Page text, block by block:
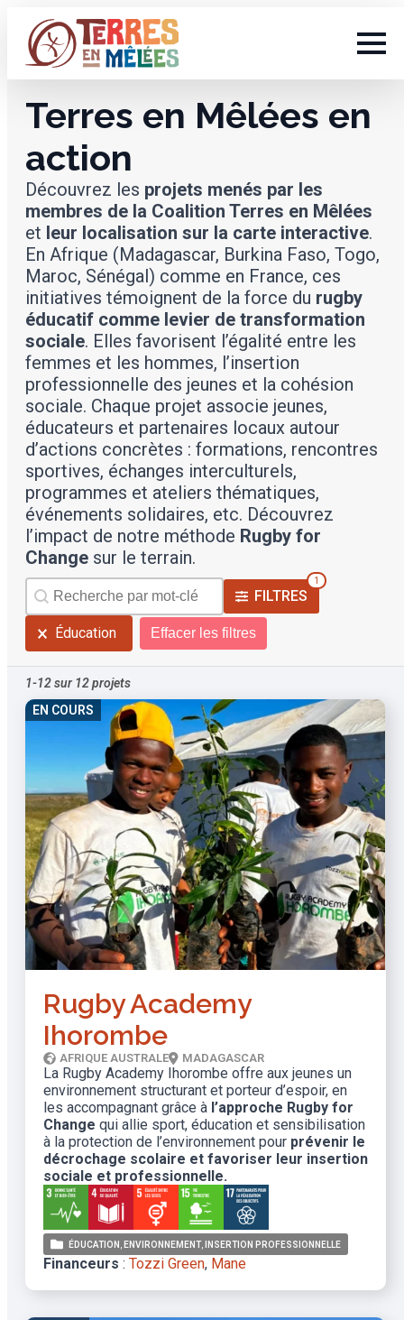
Terres en Mêlées en
action
Découvrez les projets menés par les
membres de la Coalition Terres en Mêlées
et leur localisation sur la carte interactive.
En Afrique (Madagascar, Burkina Faso, Togo,
Maroc, Sénégal) comme en France, ces
initiatives témoignent de la force du rugby
éducatif comme levier de transformation
sociale. Elles favorisent l’égalité entre les
femmes et les hommes, l’insertion
professionnelle des jeunes et la cohésion
sociale. Chaque projet associe jeunes,
éducateurs et partenaires locaux autour
d’actions concrètes : formations, rencontres
sportives, échanges interculturels,
programmes et ateliers thématiques,
événements solidaires, etc. Découvrez
l’impact de notre méthode Rugby for
Change sur le terrain.
TEM
-
Projets
-
Recherche
Rechercher
FILTRES
1
Tags
des
filtres
de
tri
Éducation Effacer les filtres
1-12 sur 12 projets
EN COURS
Rugby Academy
Ihorombe
AFRIQUE AUSTRALE MADAGASCAR
La Rugby Academy Ihorombe offre aux jeunes un
environnement structurant et porteur d’espoir, en
les accompagnant grâce à l’approche Rugby for
Change qui allie sport, éducation et sensibilisation
à la protection de l’environnement pour prévenir le
décrochage scolaire et favoriser leur insertion
sociale et professionnelle.
ÉDUCATION ENVIRONNEMENT INSERTION PROFESSIONNELLE
Financeurs : Tozzi Green, Mane